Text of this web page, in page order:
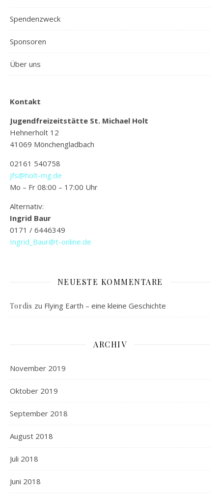
Spendenzweck
Sponsoren
Über uns
Kontakt
Jugendfreizeitstätte St. Michael Holt
Hehnerholt 12
41069 Mönchengladbach
02161 540758
jfs@holt-mg.de
Mo – Fr 08:00 – 17:00 Uhr
Alternativ:
Ingrid Baur
0171 / 6446349
Ingrid_Baur@t-online.de
NEUESTE KOMMENTARE
Tordis zu Flying Earth – eine kleine Geschichte
ARCHIV
November 2019
Oktober 2019
September 2018
August 2018
Juli 2018
Juni 2018